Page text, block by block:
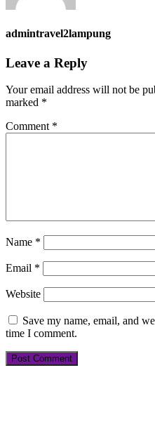
admintravel2lampung
Leave a Reply
Your email address will not be
marked *
Comment *
Name *
Email *
Website
Save my name, email, and
time I comment.